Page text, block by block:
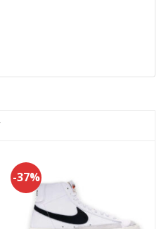
-37%